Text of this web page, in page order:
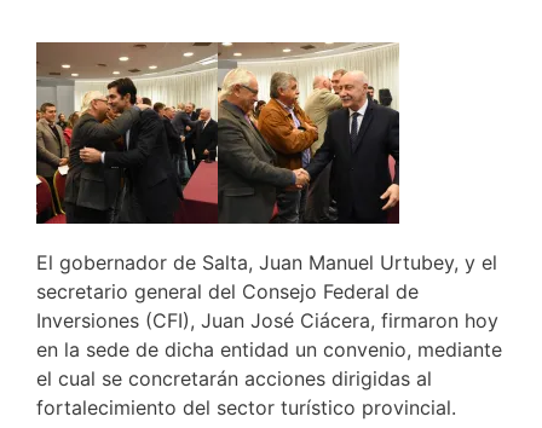
El gobernador de Salta, Juan Manuel Urtubey, y el
secretario general del Consejo Federal de
Inversiones (CFI), Juan José Ciácera, firmaron hoy
en la sede de dicha entidad un convenio, mediante
el cual se concretarán acciones dirigidas al
fortalecimiento del sector turístico provincial.